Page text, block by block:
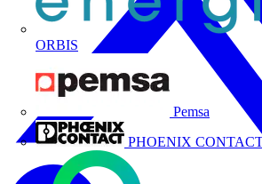
ORBIS
Pemsa
PHOENIX